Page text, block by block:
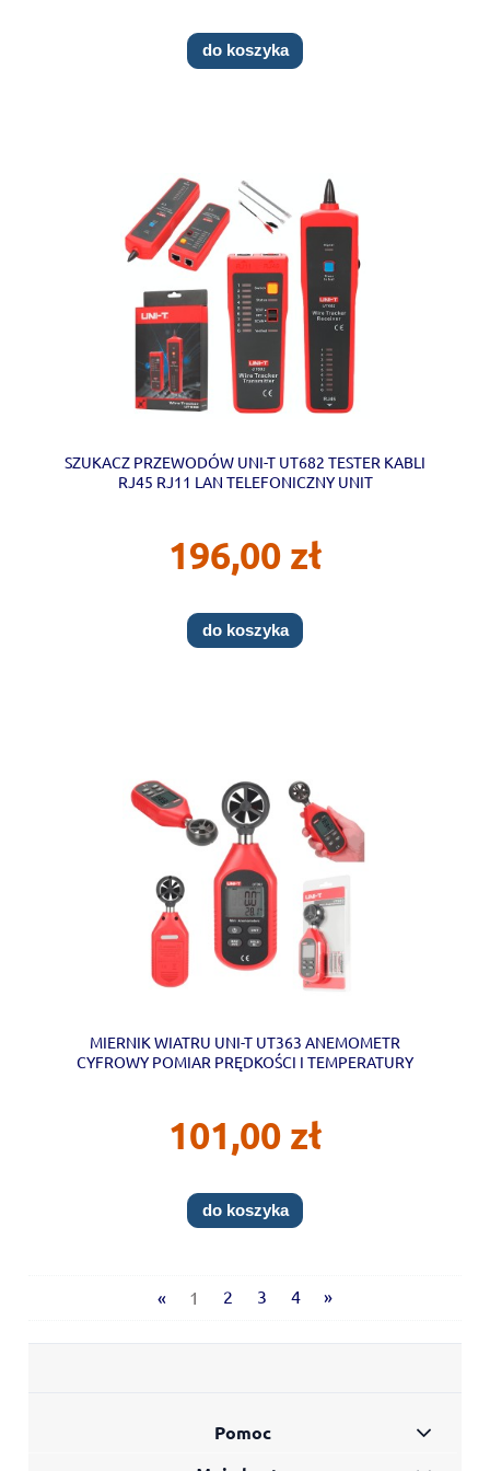
do koszyka
SZUKACZ PRZEWODÓW UNI-T UT682 TESTER KABLI
RJ45 RJ11 LAN TELEFONICZNY UNIT
196,00 zł
do koszyka
MIERNIK WIATRU UNI-T UT363 ANEMOMETR
CYFROWY POMIAR PRĘDKOŚCI I TEMPERATURY
101,00 zł
do koszyka
« 1 2 3 4 »
Pomoc